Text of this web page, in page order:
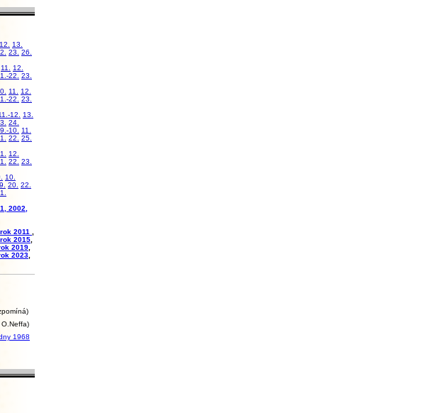
12.
13.
23.
26.
11.
12.
22.
23.
11.
12.
22.
23.
12.
13.
24.
9.-10.
11.
22.
25.
12.
22.
23.
10.
20. 22.
2002,
rok 2011
rok 2015
2019
2023
O.Neffa)
1968